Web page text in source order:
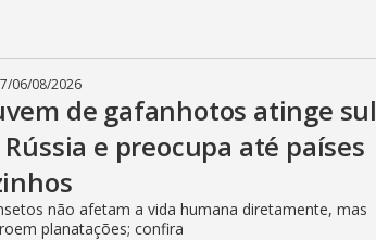
/06/08/2026
de gafanhotos atinge sul
Rússia e preocupa até países
não afetam a vida humana diretamente, mas
planatações; confira